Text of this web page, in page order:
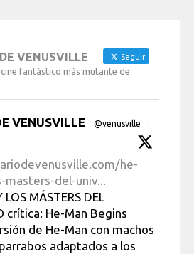
VENUSVILLE Seguir
fantástico más mutante de
VENUSVILLE @venusville
·
he-
masters-del-univ...
LOS MÁSTERS DEL
crítica: He-Man Begins
de He-Man con machos
adaptados a los